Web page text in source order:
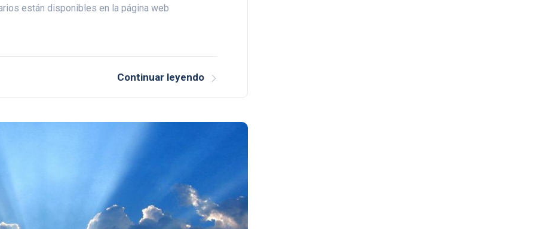
están disponibles en la página web
Continuar leyendo